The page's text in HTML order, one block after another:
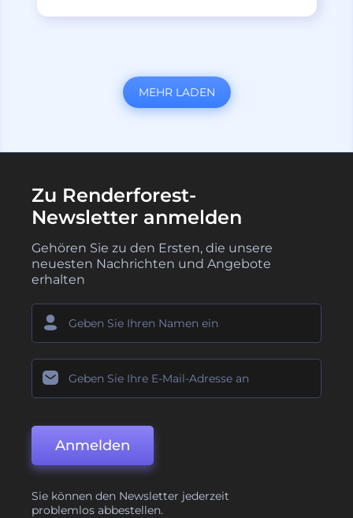
MEHR LADEN
Zu Renderforest-
Newsletter anmelden
Gehören Sie zu den Ersten, die unsere
neuesten Nachrichten und Angebote
erhalten
Anmelden
Sie können den Newsletter jederzeit
problemlos abbestellen.